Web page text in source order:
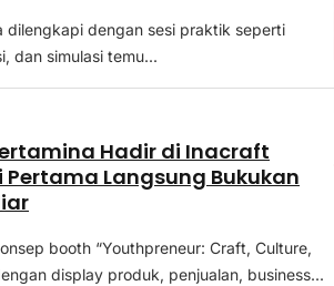
dilengkapi dengan sesi praktik seperti
dan simulasi temu...
Hadir di Inacraft
Pertama Langsung Bukukan
booth “Youthpreneur: Craft, Culture,
display produk, penjualan, business...